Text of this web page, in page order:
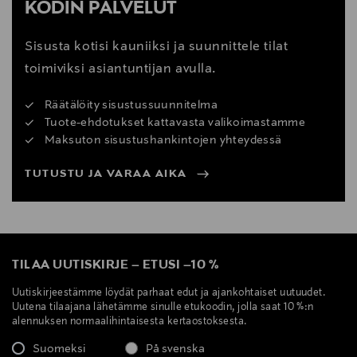
KODIN PALVELUT
Sisusta kotisi kauniiksi ja suunnittele tilat
toimiviksi asiantuntijan avulla.
Räätälöity sisustussuunnitelma
Tuote-ehdotukset kattavasta valikoimastamme
Maksuton sisustushankintojen yhteydessä
TUTUSTU JA VARAA AIKA
TILAA UUTISKIRJE – ETUSI –10 %
Uutiskirjeestämme löydät parhaat edut ja ajankohtaiset uutuudet.
Uutena tilaajana lähetämme sinulle etukoodin, jolla saat 10 %:n
alennuksen normaalihintaisesta kertaostoksesta.
Suomeksi På svenska